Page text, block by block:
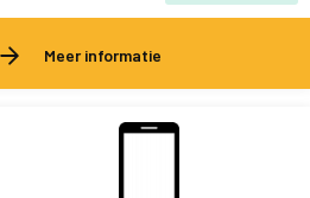
Meer informatie